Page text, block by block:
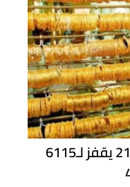
الذهب طالع تاني.. سعر عيار 21 يقفز لـ6115